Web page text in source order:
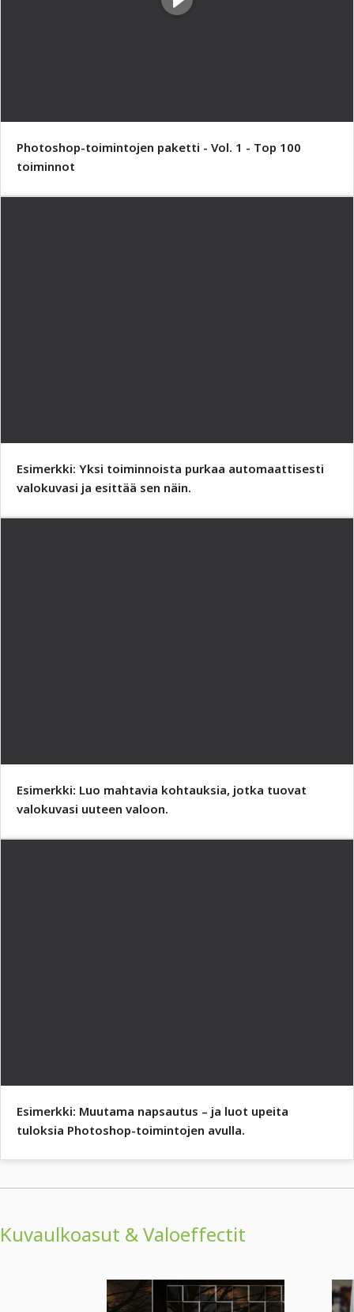
Photoshop-toimintojen paketti - Vol. 1 - Top 100
toiminnot
Esimerkki: Yksi toiminnoista purkaa automaattisesti
valokuvasi ja esittää sen näin.
Esimerkki: Luo mahtavia kohtauksia, jotka tuovat
valokuvasi uuteen valoon.
Esimerkki: Muutama napsautus – ja luot upeita
tuloksia Photoshop-toimintojen avulla.
Kuvaulkoasut & Valoeffectit